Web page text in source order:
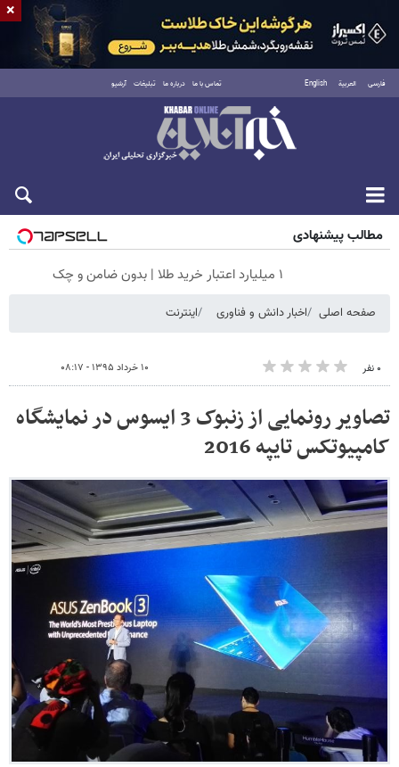
فارسی العربية English تماس با ما درباره ما تبلیغات آرشیو
جمعه ۱۶ مرداد ۱۴۰۵
مطالب پیشنهادی
۱ میلیارد اعتبار خرید طلا | بدون ضامن و چک
صفحه اصلی اخبار دانش و فناوری اینترنت
۰ نفر ۱۰ خرداد ۱۳۹۵ - ۰۸:۱۷
تصاویر رونمایی از زنبوک 3 ایسوس در نمایشگاه
کامپیوتکس تایپه 2016
×